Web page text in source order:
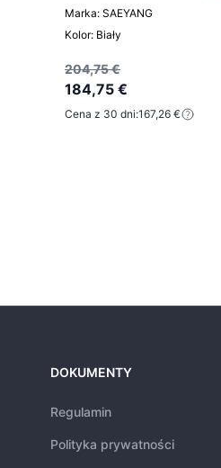
Marka: SAEYANG
Kolor: Biały
204,75 €
184,75 €
Cena z 30 dni:167,26 €
DOKUMENTY
Regulamin
Polityka prywatności